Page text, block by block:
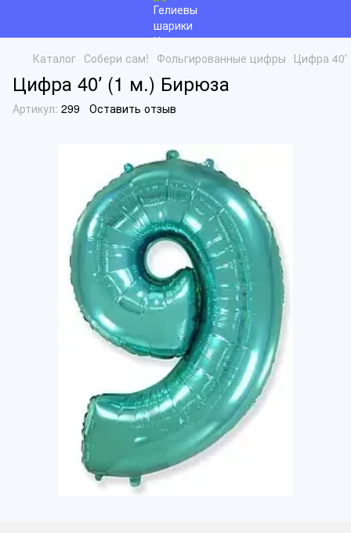
Каталог Собери сам! Фольгированные цифры Цифра
Цифра 40ʼ (1 м.) Бирюза
Артикул: 299 Оставить отзыв